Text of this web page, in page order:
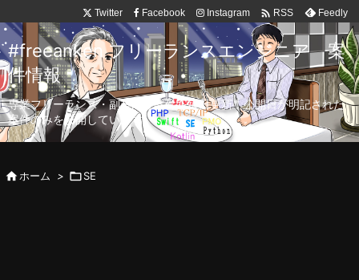
Twitter Facebook Instagram  RSS Feedly
#freeanken フリーランスエンジニア 案
件情報
専業フリーランス・副業向け案件を毎日更新！公開日が明記された
案件のみを公開しています。
ホーム > SE